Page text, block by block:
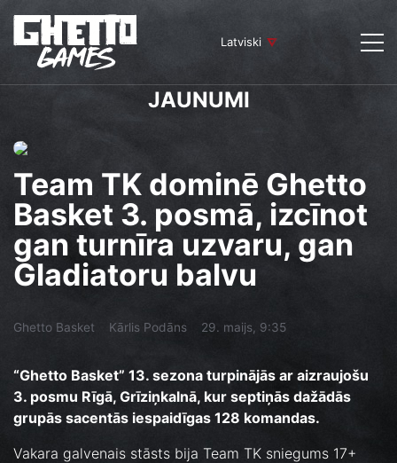
Latviski
JAUNUMI
Team TK dominē Ghetto
Basket 3. posmā, izcīnot
gan turnīra uzvaru, gan
Gladiatoru balvu
Ghetto Basket Kārlis Podāns 29. maijs, 9:35
“Ghetto Basket” 13. sezona turpinājās ar aizraujošu
3. posmu Rīgā, Grīziņkalnā, kur septiņās dažādās
grupās sacentās iespaidīgas 128 komandas.
Vakara galvenais stāsts bija Team TK sniegums 17+